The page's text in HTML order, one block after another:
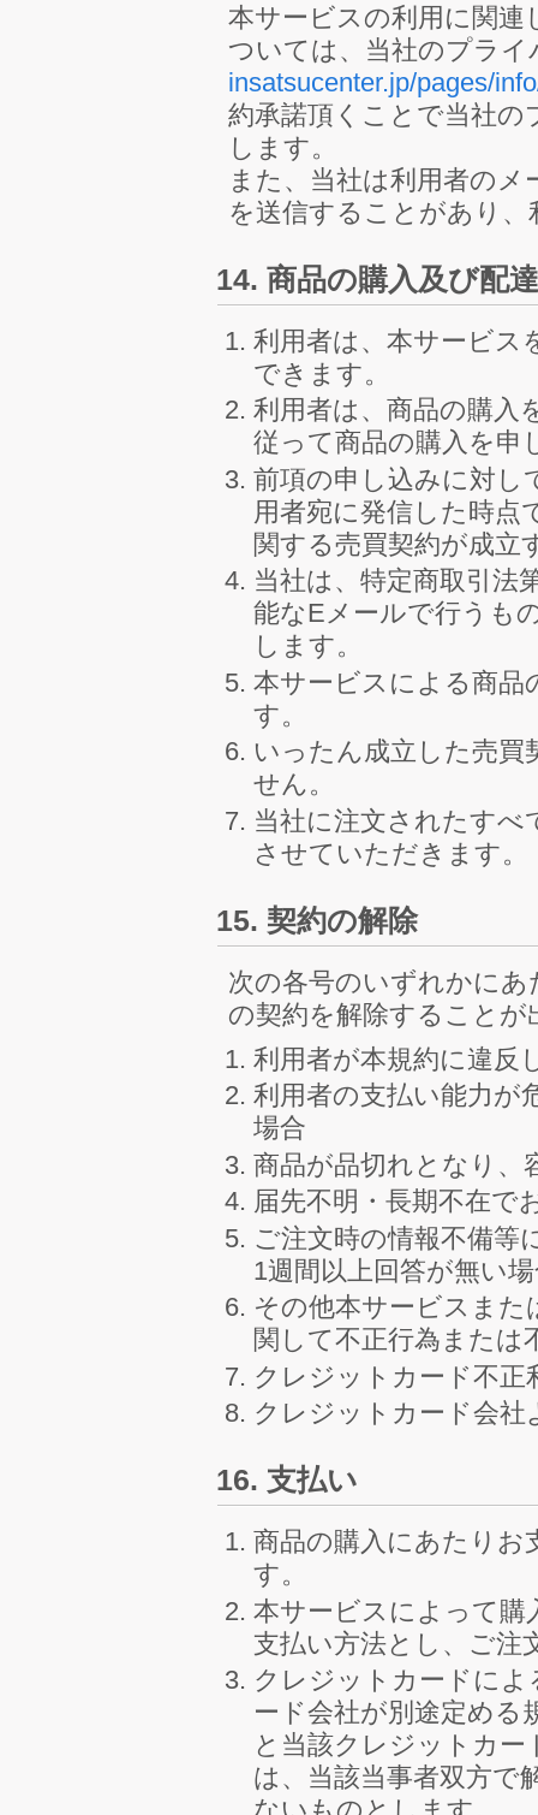
本サービスの利用に関連
ついては、当社のプラ
insatsucenter.jp/pages/
約承諾頂くことで当社
します。
また、当社は利用者の
を送信することがあり
14. 商品の購入及び配
利用者は、本サービス
できます。
利用者は、商品の購入
従って商品の購入を申
前項の申し込みに対し
用者宛に発信した時点
関する売買契約が成立
当社は、特定商取引法
能なEメールで行うも
します。
本サービスによる商品
す。
いったん成立した売買
せん。
当社に注文されたすべ
させていただきます。
15. 契約の解除
次の各号のいずれかに
の契約を解除すること
利用者が本規約に違反
利用者の支払い能力が
場合
商品が品切れとなり、
届先不明・長期不在で
ご注文時の情報不備等
1週間以上回答が無い
その他本サービスま
関して不正行為または
クレジットカード不正
クレジットカード会社
16. 支払い
商品の購入にあたりお
す。
本サービスによって購
支払い方法とし、ご注
クレジットカードに
ード会社が別途定める
と当該クレジットカ
は、当該当事者双方で